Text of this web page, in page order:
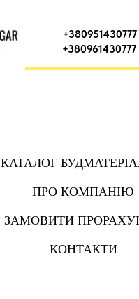
+380961430777
+380951430777
КАТАЛОГ
ПРО КОМПАНІЮ
ЗАМОВИТИ
КОНТАКТИ